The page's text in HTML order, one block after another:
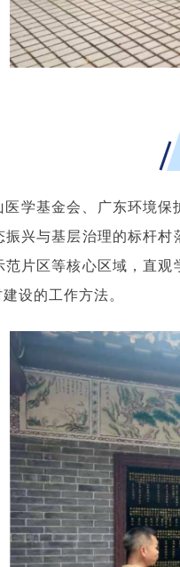
学基金会、广东环境
兴与基层治理的标杆
片区等核心区域，直
设的工作方法。